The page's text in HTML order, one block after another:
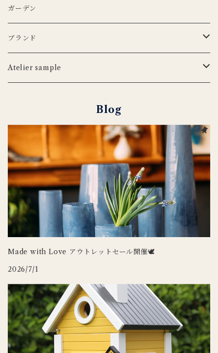
3RD CERAMICS
KIMOTO GLASS TOKYO
LSA
カトラリー
Cutipol
ナプキンリング
WILDLIFE GARDEN
ウッドボード
Uyuni Lithing
LSA
DEKO candle
アニマルフック
オブジェ
フラワーベース
Henry Dean
３RD CERAMICS
iittala
CARRON
OFFICINA NATURALIS
ルームシューズ
tronco
カードホルダー
ラグ
その他インテリア
WILDLIFE GARDEN
tronco
Doing
CARRON
サスペンダー
BERTELLES
ポーチ
tronco
タオル
ガーデン
ブランド
Blabla Kids
DOING GOODS
DUTCH DELUXES
OFFICINA NATURALIS
Uyuni Lighting
Zafferano
Atelier sample
フラワーベース
Blog
Made with Love アウトレットセール開催🕊
2026/7/1